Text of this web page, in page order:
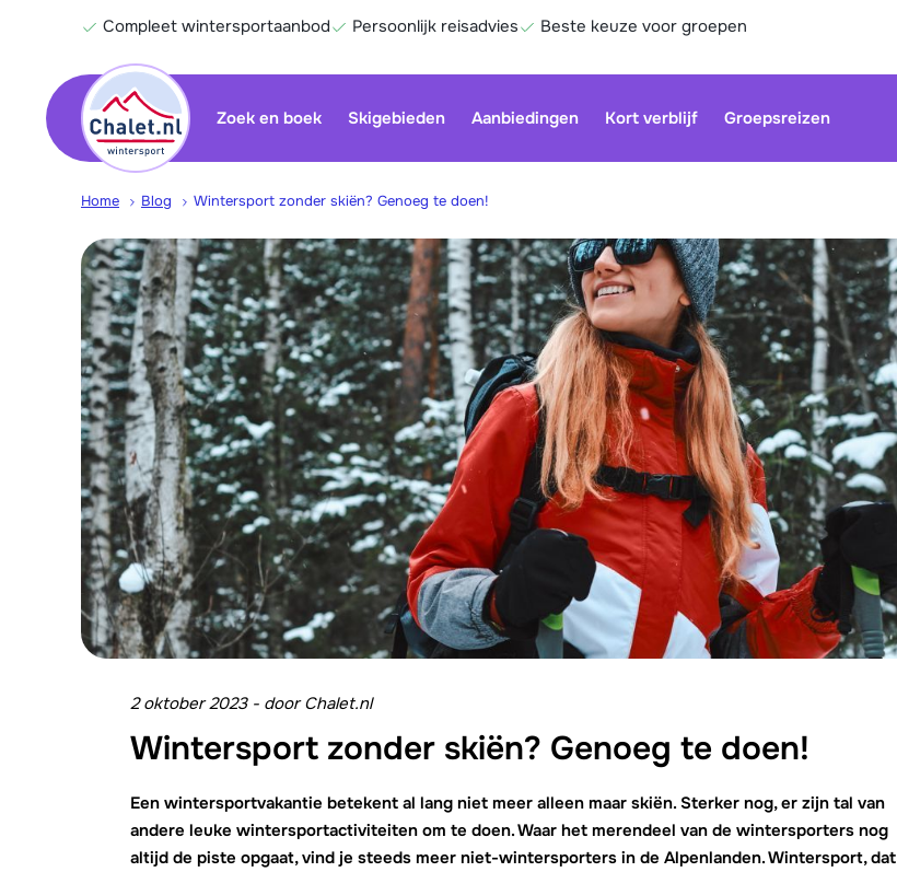
Compleet wintersportaanbod Persoonlijk reisadvies Beste keuze voor groepen
Zoek en boek Skigebieden Aanbiedingen Kort verblijf Groepsreizen
Home Blog Wintersport zonder skiën? Genoeg te doen!
2 oktober 2023 - doorChalet.nl
Wintersport zonder skiën? Genoeg te doen!
Een wintersportvakantie betekent al lang niet meer alleen maar skiën. Sterker nog, er zijn tal van
andere leuke wintersportactiviteiten om te doen. Waar het merendeel van de wintersporters nog
altijd de piste opgaat, vind je steeds meer niet-wintersporters in de Alpenlanden. Wintersport, dat